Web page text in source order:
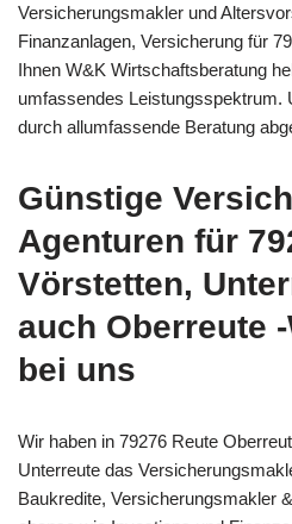
Versicherungsmakler und
Finanzanlagen, Versicherung für
Ihnen W&K Wirtschaftsberatung
umfassendes Leistungsspektrum.
durch allumfassende Beratung
Günstige
Agenturen für
Vörstetten,
auch Oberreute
bei uns
Wir haben in 79276 Reute
Unterreute das
Baukredite, Versicherungsmakler